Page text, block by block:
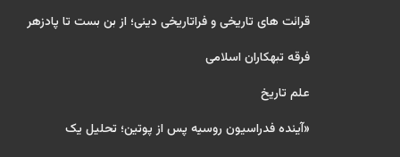
قرائت های تاریخی و فراتاریخی دینی؛ از بن بست تا پادزهر
فرقه تبهکاران اسلامی
علم تاریخ
«آینده فدراسیون روسیه پس از پوتین؛ تحلیل یک